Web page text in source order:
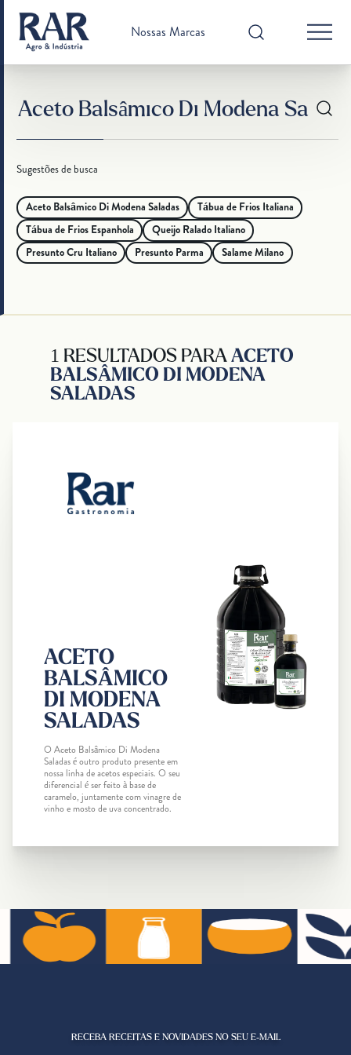
Sugestões de busca
Aceto Balsâmico Di Modena Saladas
Tábua de Frios Italiana
Tábua de Frios Espanhola
Queijo Ralado Italiano
Presunto Cru Italiano
Presunto Parma Salame Milano
Nossas Marcas
1 RESULTADOS PARA ACETO
BALSÂMICO DI MODENA
SALADAS
ACETO
BALSÂMICO
DI MODENA
SALADAS
O Aceto Balsâmico Di Modena
Saladas é outro produto presente em
nossa linha de acetos especiais. O seu
diferencial é ser feito à base de
caramelo, juntamente com vinagre de
vinho e mosto de uva concentrado.
RECEBA RECEITAS E NOVIDADES NO SEU E-MAIL